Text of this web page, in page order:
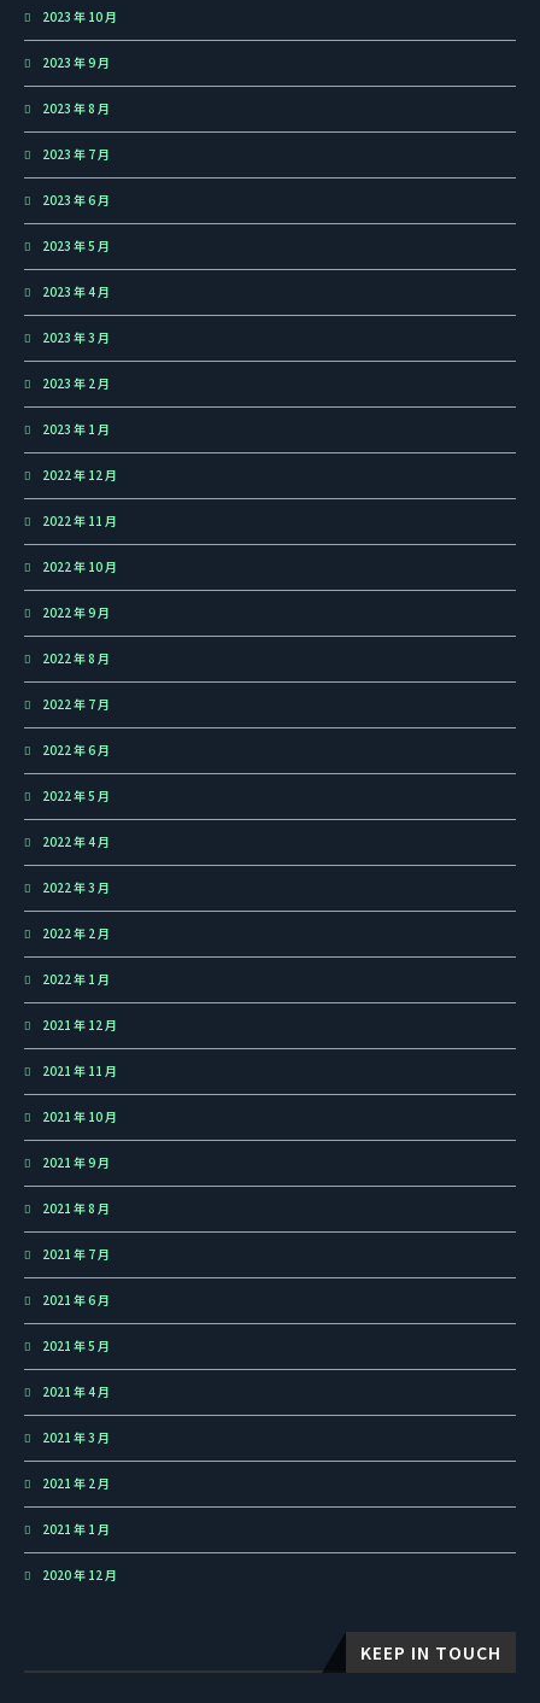
2023 年 10 月
2023 年 9 月
2023 年 8 月
2023 年 7 月
2023 年 6 月
2023 年 5 月
2023 年 4 月
2023 年 3 月
2023 年 2 月
2023 年 1 月
2022 年 12 月
2022 年 11 月
2022 年 10 月
2022 年 9 月
2022 年 8 月
2022 年 7 月
2022 年 6 月
2022 年 5 月
2022 年 4 月
2022 年 3 月
2022 年 2 月
2022 年 1 月
2021 年 12 月
2021 年 11 月
2021 年 10 月
2021 年 9 月
2021 年 8 月
2021 年 7 月
2021 年 6 月
2021 年 5 月
2021 年 4 月
2021 年 3 月
2021 年 2 月
2021 年 1 月
2020 年 12 月
KEEP IN TOUCH